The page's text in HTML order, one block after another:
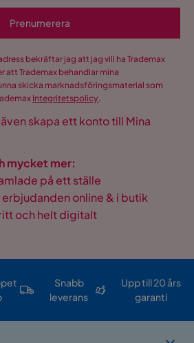
Prenumerera
bekräftar jag att jag vill ha Trademax
att Trademax behandlar mina
skicka marknadsföringsmaterial som
Integritetspolicy.
skapa ett konto till Mina
mycket mer:
på ett ställe
online & i butik
och helt digitalt
Snabb
leverans
Upp till 20 års
garanti